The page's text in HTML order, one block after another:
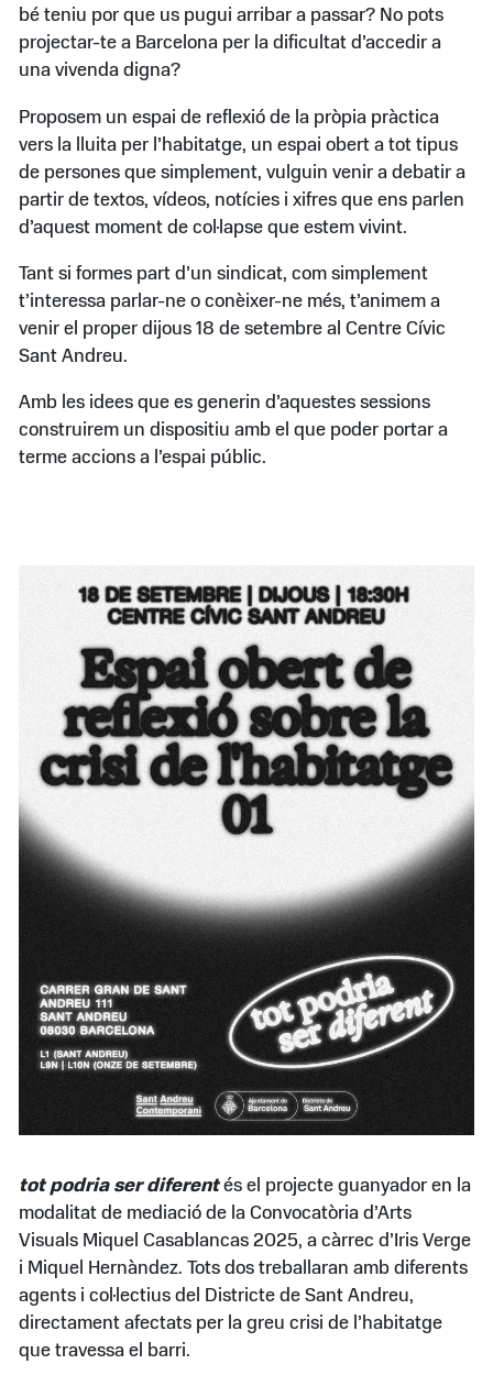
bé teniu por que us pugui arribar a passar? No pots
projectar-te a Barcelona per la dificultat d’accedir a
una vivenda digna?
Proposem un espai de reflexió de la pròpia pràctica
vers la lluita per l’habitatge, un espai obert a tot tipus
de persones que simplement, vulguin venir a debatir a
partir de textos, vídeos, notícies i xifres que ens parlen
d’aquest moment de col·lapse que estem vivint.
Tant si formes part d’un sindicat, com simplement
t’interessa parlar-ne o conèixer-ne més, t’animem a
venir el proper dijous 18 de setembre al Centre Cívic
Sant Andreu.
Amb les idees que es generin d’aquestes sessions
construirem un dispositiu amb el que poder portar a
terme accions a l’espai públic.
tot podria ser diferentés el projecte guanyador en la
modalitat de mediació de la Convocatòria d’Arts
Visuals Miquel Casablancas 2025, a càrrec d’Iris Verge
i Miquel Hernàndez. Tots dos treballaran amb diferents
agents i col·lectius del Districte de Sant Andreu,
directament afectats per la greu crisi de l’habitatge
que travessa el barri.